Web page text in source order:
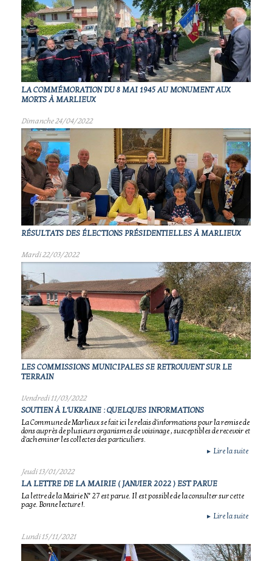
LA COMMÉMORATION DU 8 MAI 1945 AU MONUMENT AUX
MORTS À MARLIEUX
Dimanche 24/04/2022
RÉSULTATS DES ÉLECTIONS PRÉSIDENTIELLES À MARLIEUX
Mardi 22/03/2022
LES COMMISSIONS MUNICIPALES SE RETROUVENT SUR LE
TERRAIN
Vendredi 11/03/2022
SOUTIEN À L'UKRAINE : QUELQUES INFORMATIONS
La Commune de Marlieux se fait ici le relais d'informations pour la remise de
dons auprès de plusieurs organismes de voisinage , susceptibles de recevoir et
d'acheminer les collectes des particuliers.
► Lire la suite
Jeudi 13/01/2022
LA LETTRE DE LA MAIRIE ( JANVIER 2022 ) EST PARUE
La lettre de la Mairie N° 27 est parue. Il est possible de la consulter sur cette
page. Bonne lecture !.
► Lire la suite
Lundi 15/11/2021